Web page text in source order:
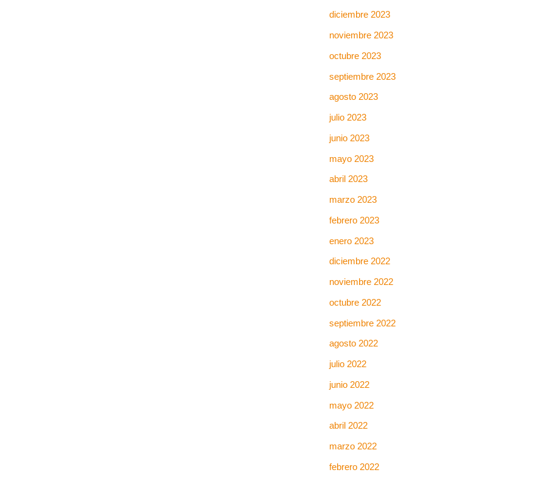
diciembre 2023
noviembre 2023
octubre 2023
septiembre 2023
agosto 2023
julio 2023
junio 2023
mayo 2023
abril 2023
marzo 2023
febrero 2023
enero 2023
diciembre 2022
noviembre 2022
octubre 2022
septiembre 2022
agosto 2022
julio 2022
junio 2022
mayo 2022
abril 2022
marzo 2022
febrero 2022